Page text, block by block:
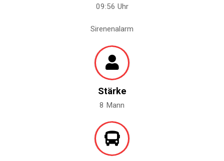
09:56 Uhr
Sirenenalarm
Stärke
8 Mann